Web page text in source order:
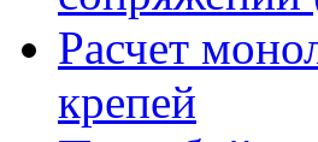
Расчет
крепей